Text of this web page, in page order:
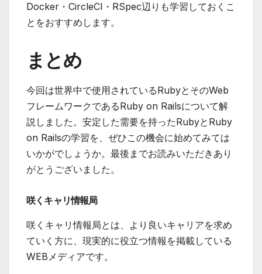
Docker・CircleCI・RSpec辺りも学習しておくこ
とをおすすめします。
まとめ
今回は世界中で使用されているRubyとそのWeb
フレームワークであるRuby on Railsについて解
説しました。安定した需要を持ったRubyとRuby
on Railsの学習を、ぜひこの機会に始めてみては
いかがでしょうか。最後までお読みいただきあり
がとうございました。
咲くキャリ情報局
咲くキャリ情報局とは、より良いキャリアを求め
ていく方に、現実的に役立つ情報を掲載している
WEBメディアです。